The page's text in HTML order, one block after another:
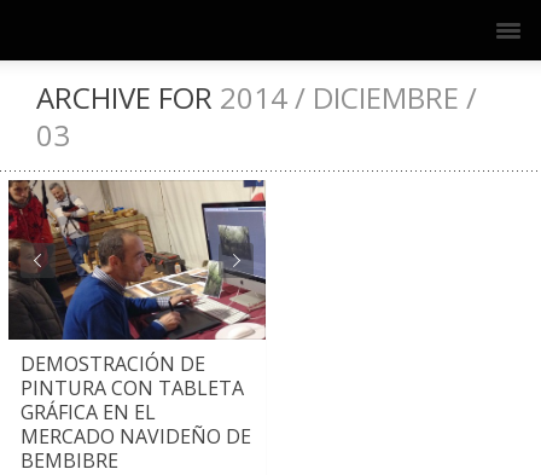
ARCHIVE FOR 2014 / DICIEMBRE /
03
DEMOSTRACIÓN DE
PINTURA CON TABLETA
GRÁFICA EN EL
MERCADO NAVIDEÑO DE
BEMBIBRE